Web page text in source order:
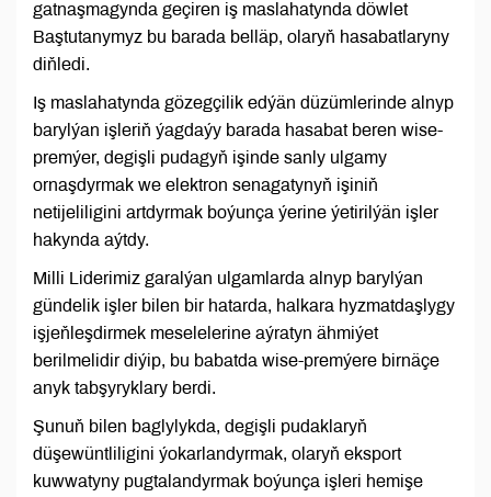
gatnaşmagynda geçiren iş maslahatynda döwlet
Baştutanymyz bu barada belläp, olaryň hasabatlaryny
diňledi.
Iş maslahatynda gözegçilik edýän düzümlerinde alnyp
barylýan işleriň ýagdaýy barada hasabat beren wise-
premýer, degişli pudagyň işinde sanly ulgamy
ornaşdyrmak we elektron senagatynyň işiniň
netijeliligini artdyrmak boýunça ýerine ýetirilýän işler
hakynda aýtdy.
Milli Liderimiz garalýan ulgamlarda alnyp barylýan
gündelik işler bilen bir hatarda, halkara hyzmatdaşlygy
işjeňleşdirmek meselelerine aýratyn ähmiýet
berilmelidir diýip, bu babatda wise-premýere birnäçe
anyk tabşyryklary berdi.
Şunuň bilen baglylykda, degişli pudaklaryň
düşewüntliligini ýokarlandyrmak, olaryň eksport
kuwwatyny pugtalandyrmak boýunça işleri hemişe